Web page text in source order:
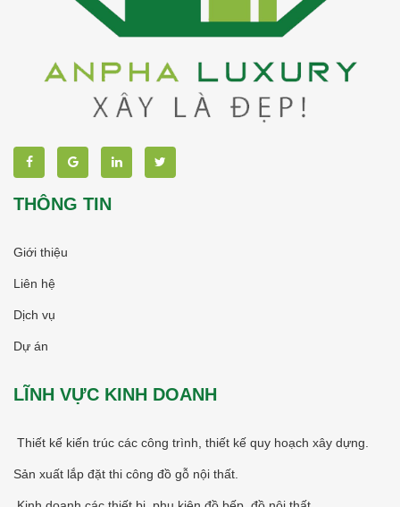
THÔNG TIN
Giới thiệu
Liên hệ
Dịch vụ
Dự án
LĨNH VỰC KINH DOANH
Thiết kế kiến trúc các công trình, thiết kế quy hoạch xây dựng.
Sản xuất lắp đặt thi công đồ gỗ nội thất.